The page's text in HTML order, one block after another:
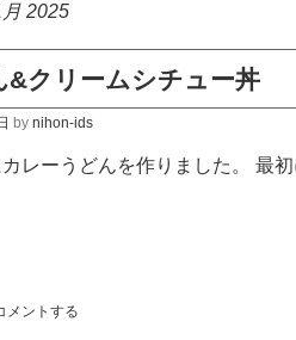
月 2025
&クリームシチュー丼
by nihon-ids
レーうどんを作りました。 最
メントする